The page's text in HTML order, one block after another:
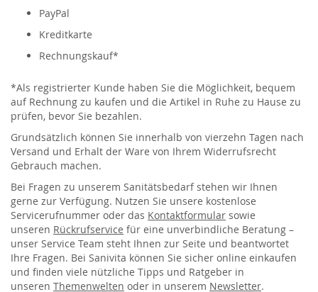
PayPal
Kreditkarte
Rechnungskauf*
*Als registrierter Kunde haben Sie die Möglichkeit, bequem
auf Rechnung zu kaufen und die Artikel in Ruhe zu Hause zu
prüfen, bevor Sie bezahlen.
Grundsätzlich können Sie innerhalb von vierzehn Tagen nach
Versand und Erhalt der Ware von Ihrem Widerrufsrecht
Gebrauch machen.
Bei Fragen zu unserem Sanitätsbedarf stehen wir Ihnen
gerne zur Verfügung. Nutzen Sie unsere kostenlose
Servicerufnummer oder das Kontaktformular sowie
unseren Rückrufservice für eine unverbindliche Beratung –
unser Service Team steht Ihnen zur Seite und beantwortet
Ihre Fragen. Bei Sanivita können Sie sicher online einkaufen
und finden viele nützliche Tipps und Ratgeber in
unseren Themenwelten oder in unserem Newsletter.